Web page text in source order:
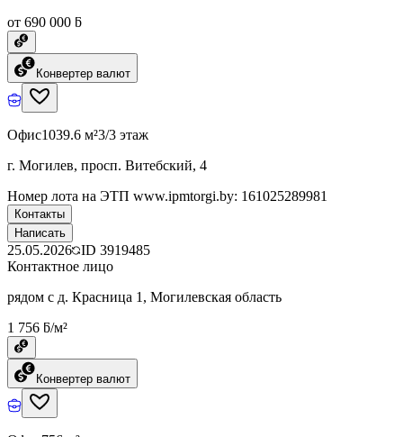
от 690 000 ƃ
Конвертер валют
Офис1039.6 м²3/3 этаж
г. Могилев, просп. Витебский, 4
Номер лота на ЭТП www.ipmtorgi.by: 161025289981
Контакты
Написать
25.05.2026 ID 3919485
Контактное лицо
рядом с д. Красница 1, Могилевская область
1 756 ƃ/м²
Конвертер валют